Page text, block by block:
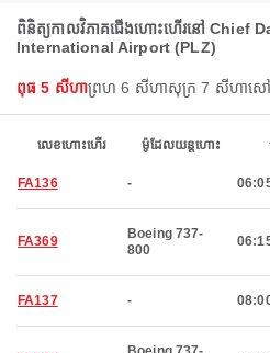
ពិនិត្យកាលវិភាគជើងហោះហើរ​នៅ Chief
International Airport (PLZ)
ពុធ 5 សីហាព្រហ 6 សីហាសុក្រ 7 សីហាស
លេខហោះហើរ ម៉ូដែលយន្តហោះ
FA136 -
FA369
Boeing 737-
800
FA137 -